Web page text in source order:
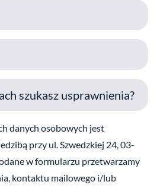
danych osobowych jest
przy ul. Szwedzkiej 24, 03-
w formularzu przetwarzamy
kontaktu mailowego i/lub